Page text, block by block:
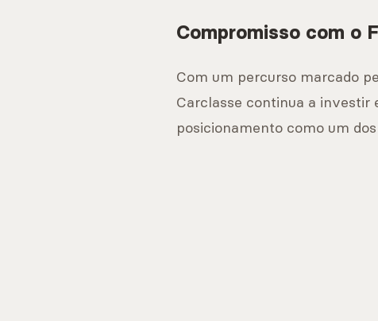
Compromisso com o
Com um percurso marcado
Carclasse continua a investir
posicionamento como um